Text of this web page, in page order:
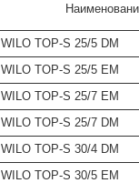
WILO TOP-S 25/5 DM
WILO TOP-S 25/5 EM
WILO TOP-S 25/7 EM
WILO TOP-S 25/7 DM
WILO TOP-S 30/4 DM
WILO TOP-S 30/5 EM